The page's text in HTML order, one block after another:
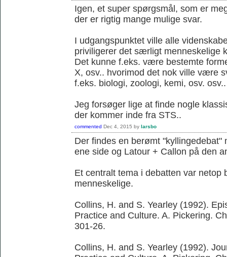
Igen, et super spørgsmål, som er
der er rigtig mange mulige svar.
I udgangspunktet ville alle
priviligerer det særligt menneskelige
Det kunne f.eks. være bestemte
X, osv.. hvorimod det nok ville være
f.eks. biologi, zoologi, kemi, osv. osv..
Jeg forsøger lige at finde nogle
der kommer inde fra STS..
commented Dec 4, 2015 by larsbo
Der findes en berømt "kyllingedebat"
ene side og Latour + Callon på den
Et centralt tema i debatten var netop
menneskelige.
Collins, H. and S. Yearley (1992).
Practice and Culture. A. Pickering.
301-26.
Collins, H. and S. Yearley (1992).